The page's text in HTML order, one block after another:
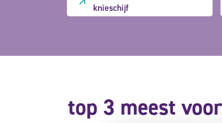
knieschijf
top 3 meest